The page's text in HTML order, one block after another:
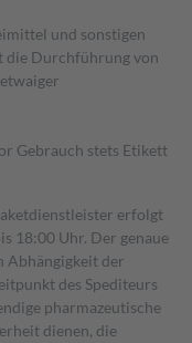
und sonstigen
die Durchführung von
Gebrauch stets Etikett
erfolgt
18:00 Uhr. Der genaue
Abhängigkeit der
des Spediteurs
pharmazeutische
dienen, die